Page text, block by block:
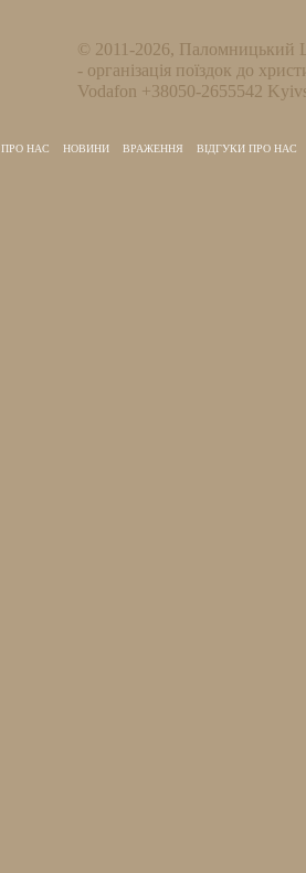
© 2011-2026, Паломницький
- організація поїздок до
Vodafon +38050-2655542
ПРО НАС НОВИНИ ВРАЖЕННЯ ВІДГУКИ ПРО НАС